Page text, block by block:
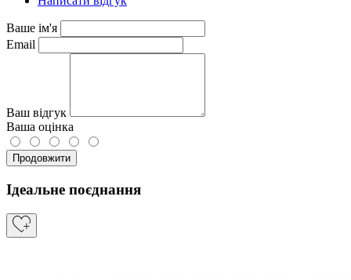
Ваше ім'я
Email
Ваш відгук
Ваша оцінка
Продовжити
Ідеальне поєднання